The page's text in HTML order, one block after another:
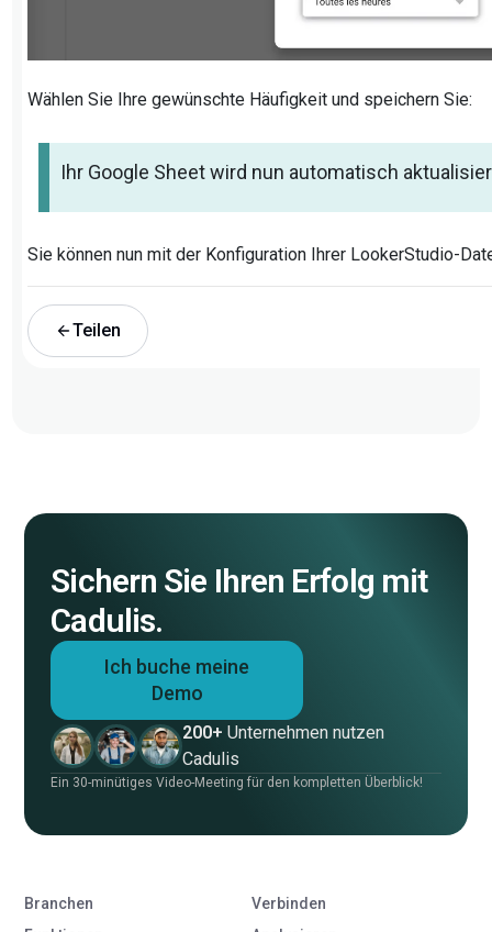
Wählen Sie Ihre gewünschte Häufigkeit und speichern Sie:
Ihr Google Sheet wird nun automatisch
Sie können nun mit der Konfiguration Ihrer LookerStudio-
Teilen
Sichern Sie Ihren Erfolg mit
Cadulis.
Ich buche meine
Demo
200+ Unternehmen nutzen
Cadulis
Ein 30-minütiges Video-Meeting für den kompletten Überblick!
Branchen
Verbinden